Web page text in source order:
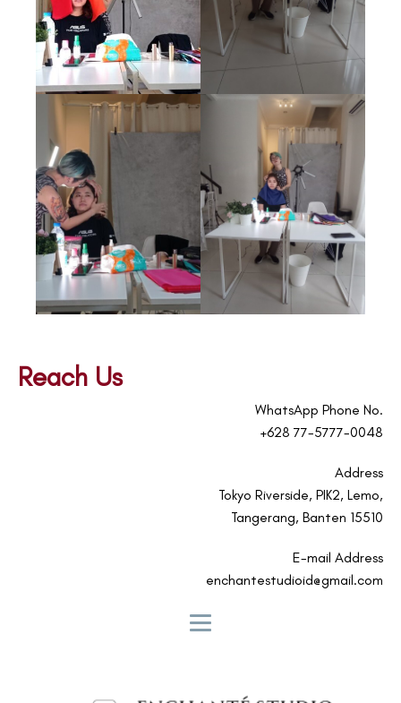
Reach Us
WhatsApp Phone No.
+628 77-5777-0048
Address
Tokyo Riverside, PIK2, Lemo,
Tangerang, Banten 15510
E-mail Address
enchantestudioid@gmail.com